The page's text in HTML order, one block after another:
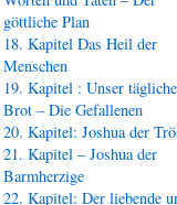
göttliche Plan
18. Kapitel Das Heil der
Menschen
19. Kapitel : Unser
Brot – Die Gefallenen
20. Kapitel: Joshua der
21. Kapitel – Joshua der
Barmherzige
22. Kapitel: Der liebende